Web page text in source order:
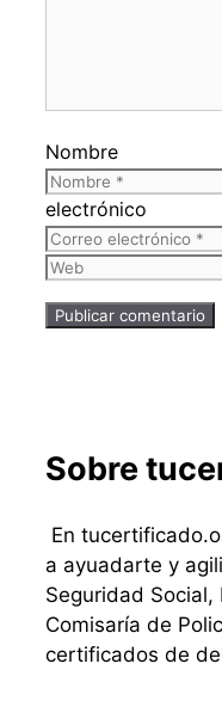
Nombre
electrónico
Sobre
En
a ayuadarte y
Seguridad Social,
Comisaría de
certificados de